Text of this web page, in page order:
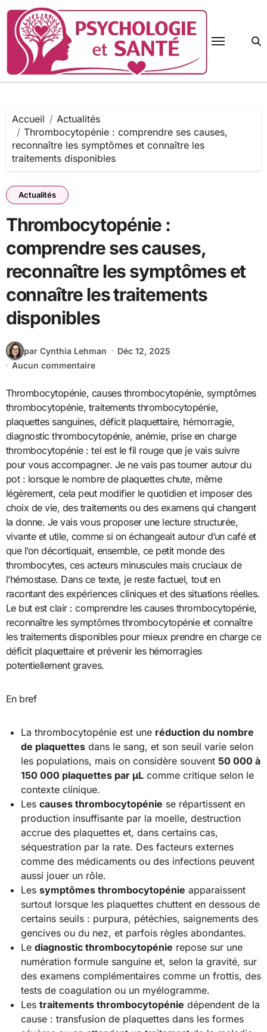
contenu
Accueil
Actualités
Thrombocytopénie : comprendre ses causes,
reconnaître les symptômes et connaître les
traitements disponibles
Actualités
Thrombocytopénie :
comprendre ses causes,
reconnaître les symptômes et
connaître les traitements
disponibles
par Cynthia Lehman
Déc 12, 2025
Aucun commentaire
Thrombocytopénie, causes thrombocytopénie, symptômes
thrombocytopénie, traitements thrombocytopénie,
plaquettes sanguines, déficit plaquettaire, hémorragie,
diagnostic thrombocytopénie, anémie, prise en charge
thrombocytopénie : tel est le fil rouge que je vais suivre
pour vous accompagner. Je ne vais pas tourner autour du
pot : lorsque le nombre de plaquettes chute, même
légèrement, cela peut modifier le quotidien et imposer des
choix de vie, des traitements ou des examens qui changent
la donne. Je vais vous proposer une lecture structurée,
vivante et utile, comme si on échangeait autour d’un café et
que l’on décortiquait, ensemble, ce petit monde des
thrombocytes, ces acteurs minuscules mais cruciaux de
l’hémostase. Dans ce texte, je reste factuel, tout en
racontant des expériences cliniques et des situations réelles.
Le but est clair : comprendre les causes thrombocytopénie,
reconnaître les symptômes thrombocytopénie et connaître
les traitements disponibles pour mieux prendre en charge ce
déficit plaquettaire et prévenir les hémorragies
potentiellement graves.
En bref
La thrombocytopénie est une réduction du nombre
de plaquettes dans le sang, et son seuil varie selon
les populations, mais on considère souvent50 000 à
150 000 plaquettes par µL comme critique selon le
contexte clinique.
Lescauses thrombocytopénie se répartissent en
production insuffisante par la moelle, destruction
accrue des plaquettes et, dans certains cas,
séquestration par la rate. Des facteurs externes
comme des médicaments ou des infections peuvent
aussi jouer un rôle.
Lessymptômes thrombocytopénie apparaissent
surtout lorsque les plaquettes chuttent en dessous de
certains seuils : purpura, pétéchies, saignements des
gencives ou du nez, et parfois règles abondantes.
Lediagnostic thrombocytopénie repose sur une
numération formule sanguine et, selon la gravité, sur
des examens complémentaires comme un frottis, des
tests de coagulation ou un myélogramme.
Lestraitements thrombocytopénie dépendent de la
cause : transfusion de plaquettes dans les formes